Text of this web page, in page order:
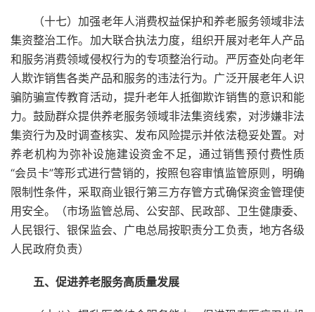
（十七）加强老年人消费权益保护和养老服务领域非法
集资整治工作。加大联合执法力度，组织开展对老年人产品
和服务消费领域侵权行为的专项整治行动。严厉查处向老年
人欺诈销售各类产品和服务的违法行为。广泛开展老年人识
骗防骗宣传教育活动，提升老年人抵御欺诈销售的意识和能
力。鼓励群众提供养老服务领域非法集资线索，对涉嫌非法
集资行为及时调查核实、发布风险提示并依法稳妥处置。对
养老机构为弥补设施建设资金不足，通过销售预付费性质
“会员卡”等形式进行营销的，按照包容审慎监管原则，明确
限制性条件，采取商业银行第三方存管方式确保资金管理使
用安全。（市场监管总局、公安部、民政部、卫生健康委、
人民银行、银保监会、广电总局按职责分工负责，地方各级
人民政府负责）
五、促进养老服务高质量发展